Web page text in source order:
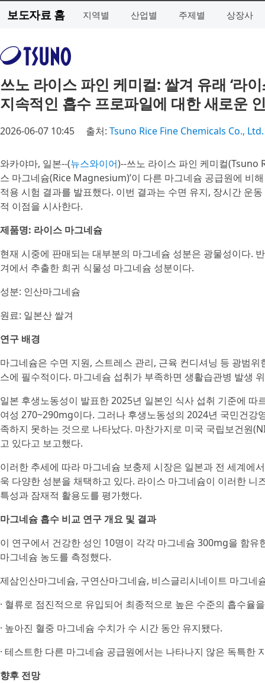
보도자료 홈 지역별 산업별 주제별 상장사
쓰노 라이스 파인 케미컬: 쌀겨 유래 ‘라
지속적인 흡수 프로파일에 대한 새로운
2026-06-07 10:45 출처: Tsuno Rice Fine Chemicals Co., Ltd.
와카야마, 일본--(뉴스와이어)--쓰노 라이스 파인 케미컬(Tsuno
스 마그네슘(Rice Magnesium)’이 다른 마그네슘 공급원에 비
적용 시험 결과를 발표했다. 이번 결과는 수면 유지, 장시간 운
적 이점을 시사한다.
제품명: 라이스 마그네슘
현재 시중에 판매되는 대부분의 마그네슘 성분은 광물성이다.
겨에서 추출한 희귀 식물성 마그네슘 성분이다.
성분: 인산마그네슘
원료: 일본산 쌀겨
연구 배경
마그네슘은 수면 지원, 스트레스 관리, 근육 컨디셔닝 등 광범
스에 필수적이다. 마그네슘 섭취가 부족하면 생활습관병 발생
일본 후생노동성이 발표한 2025년 일본인 식사 섭취 기준에
여성 270~290mg이다. 그러나 후생노동성의 2024년 국민건
족하지 못하는 것으로 나타났다. 마찬가지로 미국 국립보건원
고 있다고 보고했다.
이러한 추세에 따라 마그네슘 보충제 시장은 일본과 전 세계에
욱 다양한 성분을 채택하고 있다. 라이스 마그네슘이 이러한
특성과 잠재적 활용도를 평가했다.
마그네슘 흡수 비교 연구 개요 및 결과
이 연구에서 건강한 성인 10명이 각각 마그네슘 300mg을 함
마그네슘 농도를 측정했다.
제삼인산마그네슘, 구연산마그네슘, 비스글리시네이트 마그
· 혈류로 점진적으로 유입되어 최종적으로 높은 수준의 흡수율
· 높아진 혈중 마그네슘 수치가 수 시간 동안 유지됐다.
· 테스트한 다른 마그네슘 공급원에서는 나타나지 않은 독특한
향후 전망